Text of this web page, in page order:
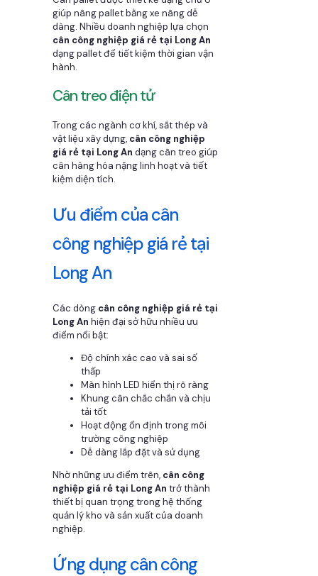
giúp nâng pallet bằng xe nâng dễ
dàng. Nhiều doanh nghiệp lựa chọn
cân công nghiệp giá rẻ tại Long An
dạng pallet để tiết kiệm thời gian vận
hành.
Cân treo điện tử
Trong các ngành cơ khí, sắt thép và
vật liệu xây dựng, cân công nghiệp
giá rẻ tại Long An dạng cân treo giúp
cân hàng hóa nặng linh hoạt và tiết
kiệm diện tích.
Ưu điểm của cân
công nghiệp giá rẻ tại
Long An
Các dòng cân công nghiệp giá rẻ tại
Long An hiện đại sở hữu nhiều ưu
điểm nổi bật:
Độ chính xác cao và sai số
thấp
Màn hình LED hiển thị rõ ràng
Khung cân chắc chắn và chịu
tải tốt
Hoạt động ổn định trong môi
trường công nghiệp
Dễ dàng lắp đặt và sử dụng
Nhờ những ưu điểm trên, cân công
nghiệp giá rẻ tại Long An trở thành
thiết bị quan trọng trong hệ thống
quản lý kho và sản xuất của doanh
nghiệp.
Ứng dụng cân công